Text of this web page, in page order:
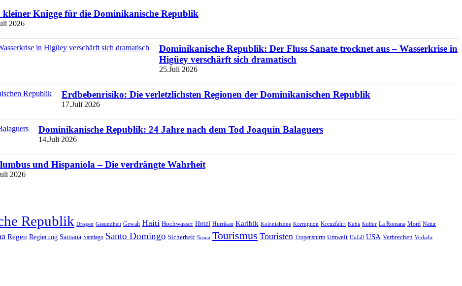
kleiner Knigge für die Dominikanische Republik
2026
Dominikanische Republik: Der Fluss Sanate trocknet aus – Wasserkrise in
Higüey verschärft sich dramatisch
25.Juli 2026
Erdbebenrisiko: Die verletzlichsten Regionen der Dominikanischen Republik
17.Juli 2026
Dominikanische Republik: 24 Jahre nach dem Tod Joaquín Balaguers
14.Juli 2026
und Hispaniola – Die verdrängte Wahrheit
2026
Republik Drogen Gesundheit Gewalt Haiti Hochwasser Hotel Hurrikan Karibik Kolonialzone Korruption Kreuzfahrt Kuba Kultur La Romana Mord Natur
Regen Regierung Samana Santiago Santo Domingo Sicherheit Sosua Tourismus Touristen Tropensturm Umwelt Unfall USA Verbrechen Verkehr